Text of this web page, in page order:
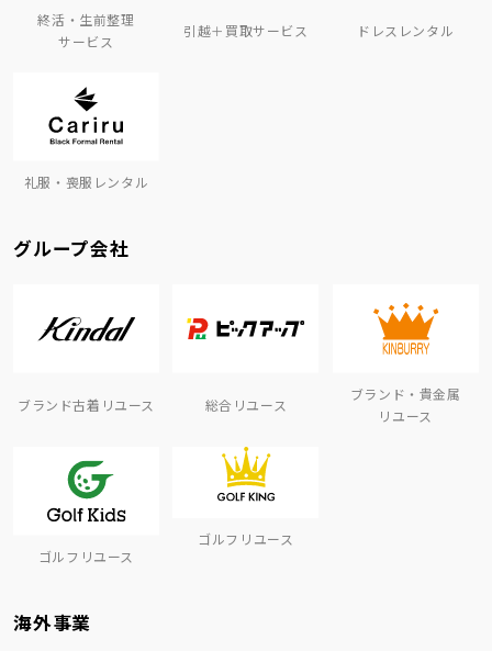
終活・生前整理
サービス
引越＋買取サービス ドレスレンタル
礼服・喪服レンタル
グループ会社
ブランド古着リユース 総合リユース
ブランド・貴金属
リユース
ゴルフリユース
ゴルフリユース
海外事業